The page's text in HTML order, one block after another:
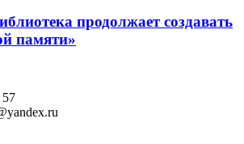
продолжает создавать
памяти»
57